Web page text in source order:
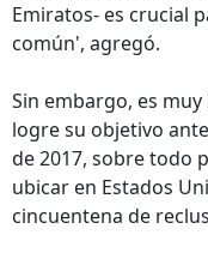
Emiratos- es crucial
común', agregó.
Sin embargo, es
logre su objetivo
de 2017, sobre todo
ubicar en Estados
cincuentena de